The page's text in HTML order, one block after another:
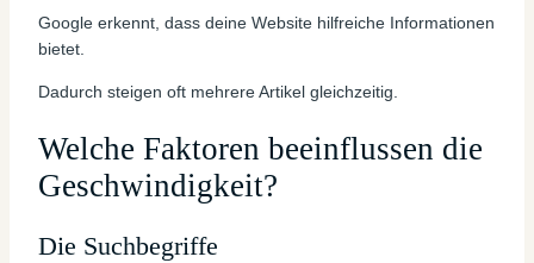
Google erkennt, dass deine Website hilfreiche Informationen
bietet.
Dadurch steigen oft mehrere Artikel gleichzeitig.
Welche Faktoren beeinflussen die
Geschwindigkeit?
Die Suchbegriffe